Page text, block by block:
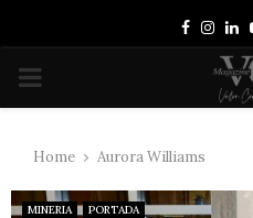
PRIMARY
Home Aurora Williams
MINERIA PORTADA